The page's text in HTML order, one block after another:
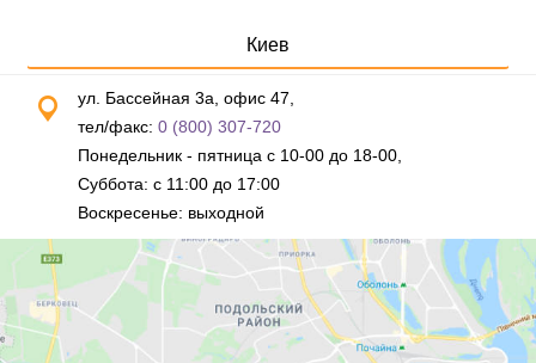
Киев
ул. Бассейная 3а, офис 47,
тел/факс: 0 (800) 307-720
Понедельник - пятница с 10-00 до 18-00,
Суббота: с 11:00 до 17:00
Воскресенье: выходной